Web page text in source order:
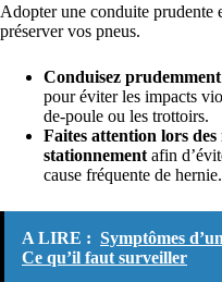
Adopter une conduite prudente
préserver vos pneus.
Conduisez
pour éviter les impacts
de-poule ou les trottoirs.
Faites attention lors
stationnement afin
cause fréquente de hernie.
A LIRE : Symptômes
Ce qu’il faut surveiller